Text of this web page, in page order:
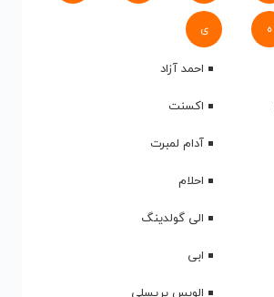
ه ی
احمد آزاد
اکسنت
آدام لمبرت
احلام
الی گولدینگ
ابی
الویس پریسلی